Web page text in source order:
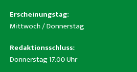
Erscheinungstag:
Mittwoch / Donnerstag
Redaktionsschluss:
Donnerstag 17.00 Uhr